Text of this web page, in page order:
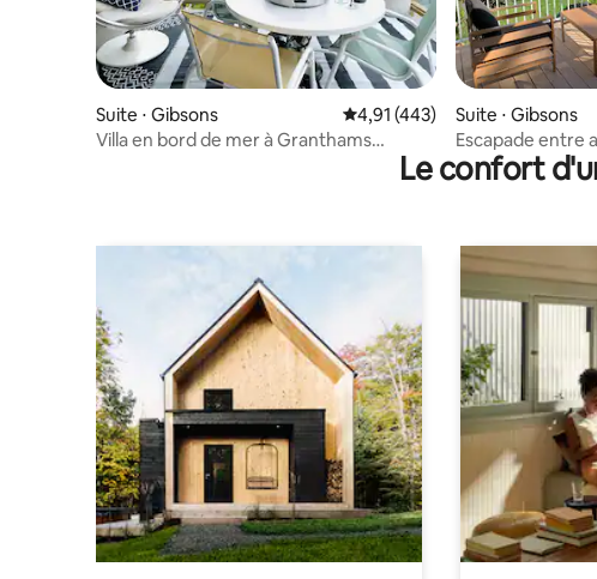
Suite ⋅ Gibsons Évaluation moyenne sur la
4,91 (443)
Villa en bord de mer à Granthams
Suite ⋅ Gibsons
Escapade entre
du ferry
Le confort